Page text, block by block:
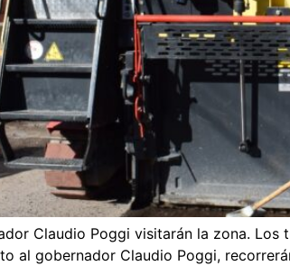
Claudio Poggi visitarán la zona.
al gobernador Claudio Poggi,